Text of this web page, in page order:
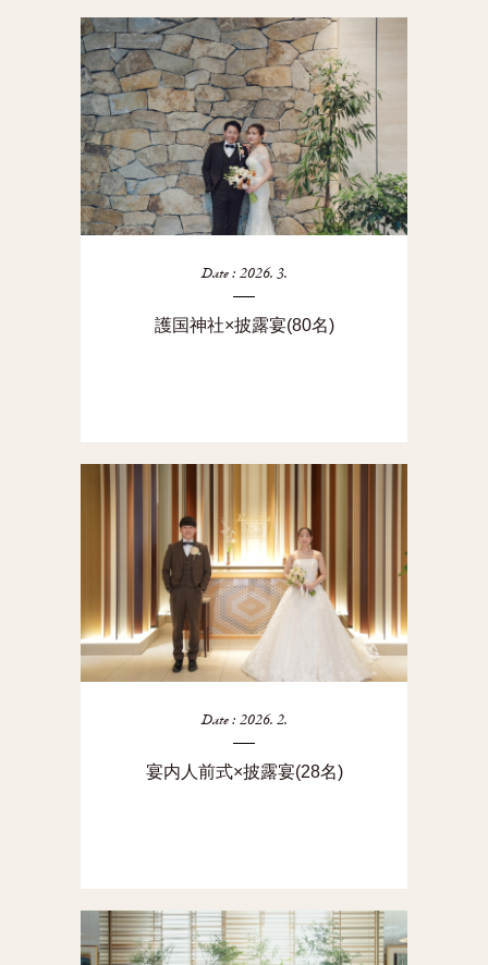
Date : 2026. 3.
護国神社×披露宴(80名)
Date : 2026. 2.
宴内人前式×披露宴(28名)